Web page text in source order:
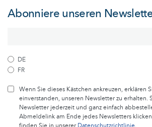
Abonniere unseren
DE
FR
Wenn Sie dieses Kästchen ankreuzen, erklären
einverstanden, unseren Newsletter zu erhalten.
Newsletter jederzeit und ganz einfach
Abmeldelink am Ende jedes Newsletters